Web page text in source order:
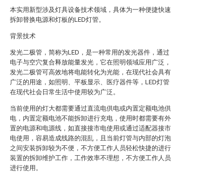
本实用新型涉及灯具设备技术领域，具体为一种便捷快速
拆卸替换电源和灯板的LED灯管。
背景技术
发光二极管，简称为LED，是一种常用的发光器件，通过
电子与空穴复合释放能量发光，它在照明领域应用广泛，
发光二极管可高效地将电能转化为光能，在现代社会具有
广泛的用途，如照明、平板显示、医疗器件等，LED灯管
在现代社会日常生活中使用较为广泛。
当前使用的灯大都需要通过直流电供电或内置定额电池供
电，内置定额电池不能拆卸进行充电，使用时都需要有外
置的电源和电源线，如直接接市电使用或通过适配器接市
电使用，容易造成线路的混乱，且当前灯管与内部的灯泡
之间安装拆卸较为不便，不方便工作人员轻松快捷的进行
装置的拆卸维护工作，工作效率不理想，不方便工作人员
进行使用。